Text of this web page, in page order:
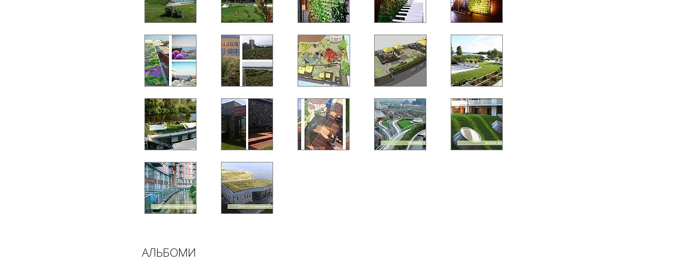
АЛЬБОМИ